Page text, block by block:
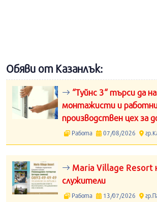
Обяви от Казанлък:
“Туйнс 3“ търси да
монтажисти и
производствен цех за
Работа 07/08/2026
Maria Village Resort
служители
Работа 13/07/2026